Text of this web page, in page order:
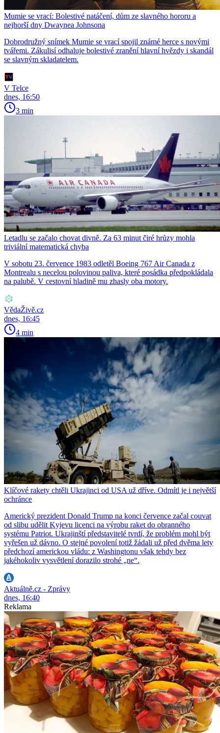
Mumie se vrací: Bolestivé natáčení, dům ze slavného hororu a
nejhorší dny Dwaynea Johnsona
Dobrodružný snímek Mumie se vrací spojil známé herce s novými
tvářemi. Zákulisí odhaluje bolestivé zranění hlavní hvězdy i skandál
se slavným skladatelem.
V Telce
dnes, 16:50
3 min
Letadlu se začalo chovat divně. Za 63 minut čiré hrůzy mohla
triviální matematická chyba
V sobotu 23. července 1983 odletěl Boeing 767 Air Canada z
Montrealu s necelou polovinou paliva, které posádka předpokládala
na palubě. V cestovní hladině mu zhasly oba motory.
VědaŽivě.cz
dnes, 16:45
4 min
Klíčové rakety chtěli Ukrajinci od USA už dříve. Odmítl je i největší
ochránce
Americký prezident Donald Trump na konci července začal couvat
od slibu udělit Kyjevu licenci na výrobu raket do obranného
systému Patriot. Ukrajinští představitelé tvrdí, že problém mohl být
vyřešen už dávno. O stejné povolení totiž žádali už před dvěma lety
předchozí americkou vládu: z Washingtonu však tehdy bez
jakéhokoliv vysvětlení dorazilo strohé „ne“.
Aktuálně.cz - Zprávy
dnes, 16:40
Reklama